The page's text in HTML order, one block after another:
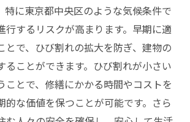
特に東京都中央区のような気候条件で
行するリスクが高まります。早期に適
とで、ひび割れの拡大を防ぎ、建物の
ることができます。ひび割れが小さい
ことで、修繕にかかる時間やコストを
的な価値を保つことが可能です。さら